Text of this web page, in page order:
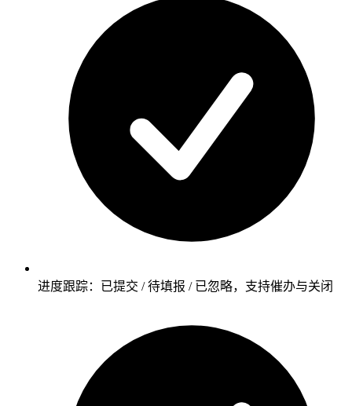
进度跟踪：已提交 / 待填报 / 已忽略，支持催办与关闭